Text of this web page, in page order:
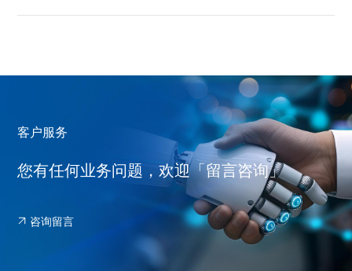
客户服务
您有任何业务问题，欢迎「留言咨询」
咨询留言